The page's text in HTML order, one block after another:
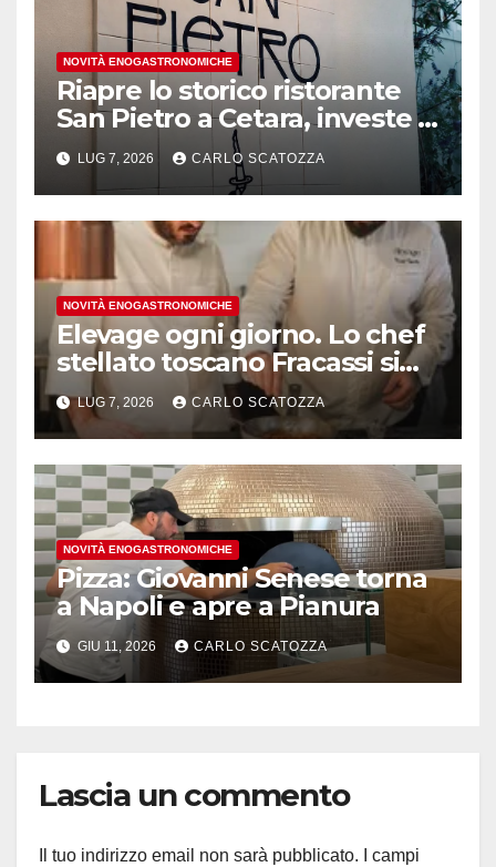
NOVITÀ ENOGASTRONOMICHE
Riapre lo storico ristorante
San Pietro a Cetara, investe il
gruppo Armatore
LUG 7, 2026 CARLO SCATOZZA
NOVITÀ ENOGASTRONOMICHE
Elevage ogni giorno. Lo chef
stellato toscano Fracassi si
trasferisce a Trentola
Ducenta
LUG 7, 2026 CARLO SCATOZZA
NOVITÀ ENOGASTRONOMICHE
Pizza: Giovanni Senese torna
a Napoli e apre a Pianura
GIU 11, 2026 CARLO SCATOZZA
Lascia un commento
Il tuo indirizzo email non sarà pubblicato.
I campi